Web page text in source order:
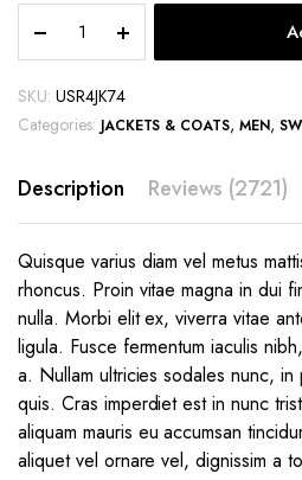
Suede
Jacket
With
Pockets
quantity
SKU: USR4JK74
Categories: JACKETS & COATS,MEN,
Description Reviews (2721)
Quisque varius diam vel metus
rhoncus. Proin vitae magna in dui
nulla. Morbi elit ex, viverra vitae
ligula. Fusce fermentum iaculis
a. Nullam ultricies sodales nunc, in
quis. Cras imperdiet est in nunc
aliquam mauris eu accumsan
aliquet vel ornare vel, dignissim a